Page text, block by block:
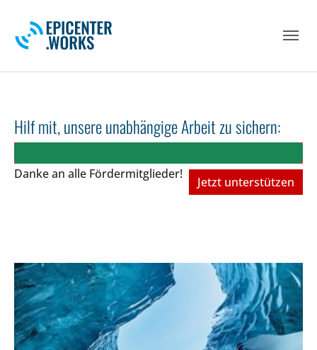
Hilf mit, unsere unabhängige Arbeit zu sichern:
Danke an alle Fördermitglieder!
Jetzt unterstützen